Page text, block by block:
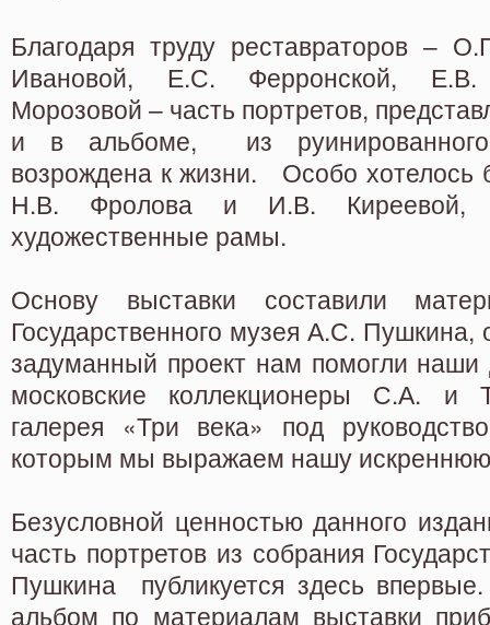
Благодаря труду реставраторов –
Ивановой, Е.С. Ферронской,
Морозовой – часть портретов,
и в альбоме, из
возрождена к жизни. Особо хотелось
Н.В. Фролова и И.В. Киреевой,
художественные рамы.
Основу выставки составили
Государственного музея А.С. Пушкина,
задуманный проект нам помогли
московские коллекционеры С.А. и
галерея «Три века» под
которым мы выражаем нашу искреннюю
Безусловной ценностью данного
часть портретов из собрания
Пушкина публикуется здесь
альбом по материалам выставки